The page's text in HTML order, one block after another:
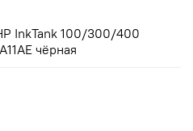
InkTank 100/300/400
чёрная